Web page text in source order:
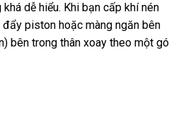
dễ hiểu. Khi bạn cấp khí nén
piston hoặc màng ngăn bên
bên trong thân xoay theo một